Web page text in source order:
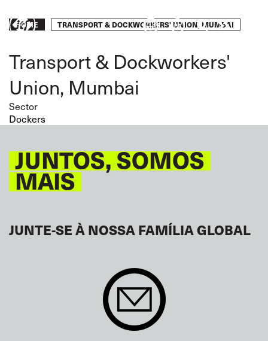
main
Take
Breadcrumb
HOME TRANSPORT & DOCKWORKERS' UNION, MUMBAI
Transport & Dockworkers'
Union, Mumbai
Sector
Dockers
JUNTOS, SOMOS
MAIS
JUNTE-SE À NOSSA FAMÍLIA GLOBAL